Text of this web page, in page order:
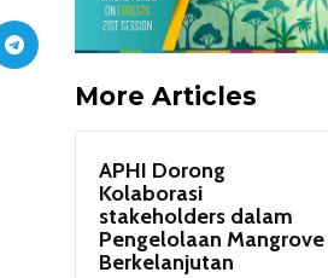
More Articles
APHI Dorong
Kolaborasi
stakeholders dalam
Pengelolaan Mangrove
Berkelanjutan